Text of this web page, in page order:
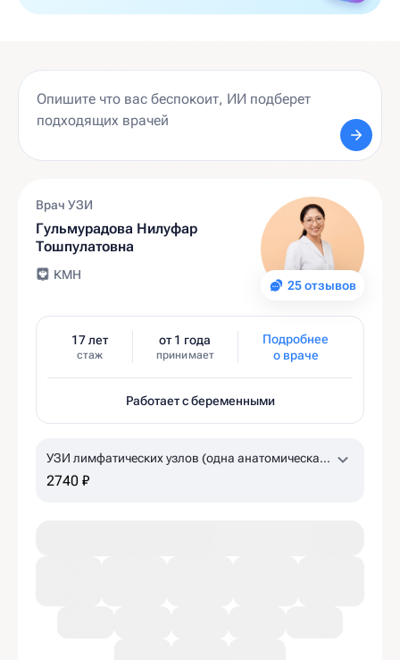
25 отзывов
Врач УЗИ
Гульмурадова Нилуфар
Тошпулатовна
КМН
17 лет
стаж
от 1 года
принимает
Подробнее
о враче
Работает с беременными
УЗИ лимфатических узлов (одна анатомическая
зона)
2740 ₽